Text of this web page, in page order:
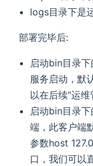
logs目录下是
部署完毕后:
启动bin目录下
服务启动，默
以在后续“运维
启动bin目录下
端，此客户端
参数host
口，我们可以